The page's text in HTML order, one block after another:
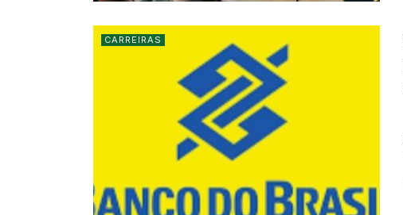
CARREIRAS